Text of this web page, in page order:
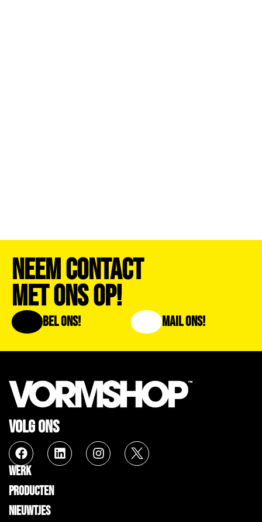
Neem Contact
Met Ons Op!
Bel Ons! Mail Ons!
VOLG ONS
WERK
PRODUCTEN
NIEUWTJES